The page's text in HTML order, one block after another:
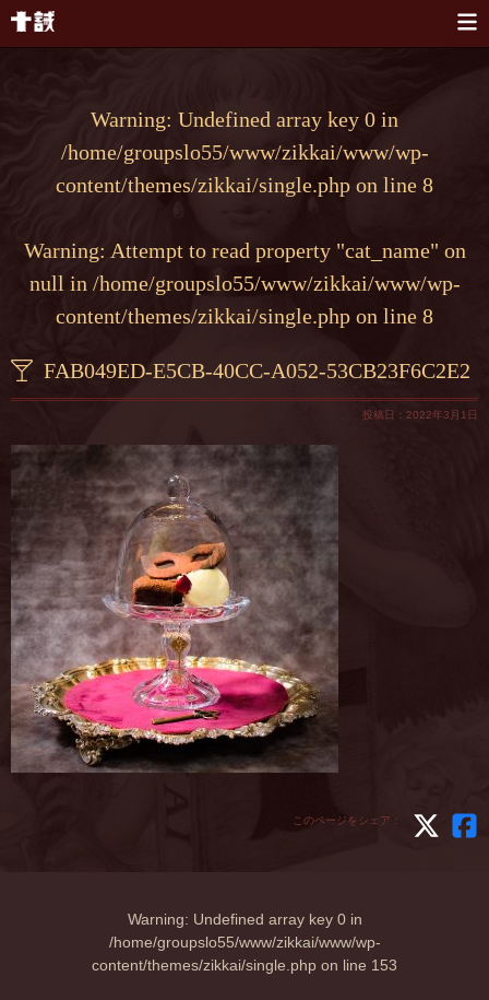
Warning: Undefined array key 0 in
/home/groupslo55/www/zikkai/www/wp-
content/themes/zikkai/single.php on line 8
Warning: Attempt to read property "cat_name" on
null in /home/groupslo55/www/zikkai/www/wp-
content/themes/zikkai/single.php on line 8
FAB049ED-E5CB-40CC-A052-53CB23F6C2E2
投稿日：2022年3月1日
このページをシェア：
Warning: Undefined array key 0 in
/home/groupslo55/www/zikkai/www/wp-
content/themes/zikkai/single.php on line 153